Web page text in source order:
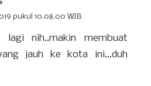
pukul 10.08.00 WIB
lagi nih..makin membuat
jauh ke kota ini...duh